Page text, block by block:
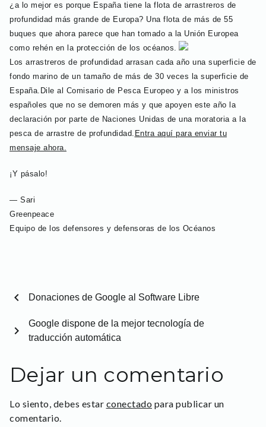
¿a lo mejor es porque España tiene la flota de arrastreros de
profundidad más grande de Europa? Una flota de más de 55
buques que ahora parece que han tomado a la Unión Europea
como rehén en la protección de los océanos.
Los arrastreros de profundidad arrasan cada año una superficie de
fondo marino de un tamaño de más de 30 veces la superficie de
España. Dile al Comisario de Pesca Europeo y a los ministros
españoles que no se demoren más y que apoyen este año la
declaración por parte de Naciones Unidas de una moratoria a la
pesca de arrastre de profundidad. Entra aquí para enviar tu
mensaje ahora.
¡Y pásalo!
— Sari
Greenpeace
Equipo de los defensores y defensoras de los Océanos
chevron_left Donaciones de Google al Software Libre
Google dispone de la mejor tecnología de
traducción automática
chevron_right
Dejar un comentario
Lo siento, debes estar conectado para publicar un
comentario.